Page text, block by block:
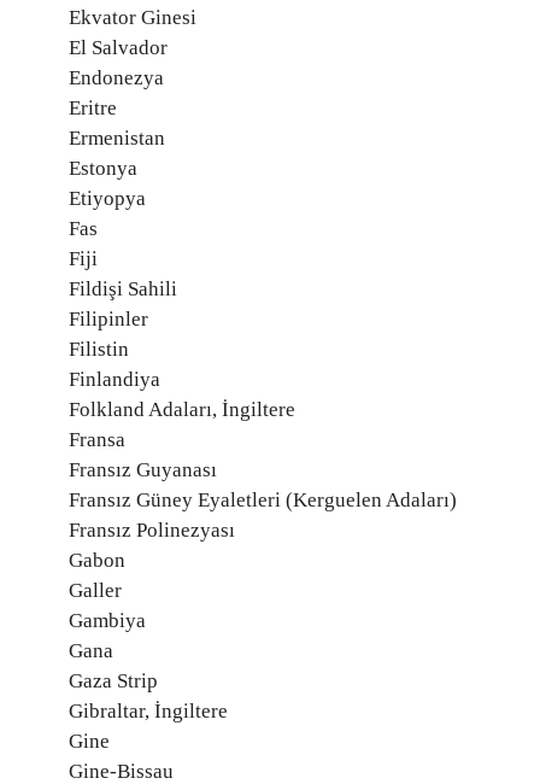
Ekvator Ginesi
El Salvador
Endonezya
Eritre
Ermenistan
Estonya
Etiyopya
Fas
Fiji
Fildişi Sahili
Filipinler
Filistin
Finlandiya
Folkland Adaları, İngiltere
Fransa
Fransız Guyanası
Fransız Güney Eyaletleri (Kerguelen Adaları)
Fransız Polinezyası
Gabon
Galler
Gambiya
Gana
Gaza Strip
Gibraltar, İngiltere
Gine
Gine-Bissau